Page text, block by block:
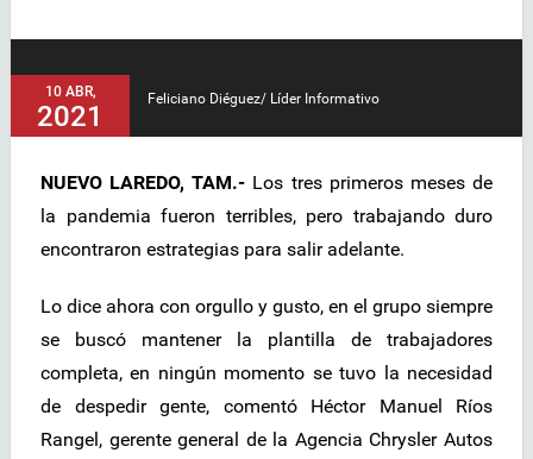
10 ABR,
2021
Feliciano Diéguez/ Líder Informativo
NUEVO LAREDO, TAM.- Los tres primeros meses de
la pandemia fueron terribles, pero trabajando duro
encontraron estrategias para salir adelante.
Lo dice ahora con orgullo y gusto, en el grupo siempre
se buscó mantener la plantilla de trabajadores
completa, en ningún momento se tuvo la necesidad
de despedir gente, comentó Héctor Manuel Ríos
Rangel, gerente general de la Agencia Chrysler Autos